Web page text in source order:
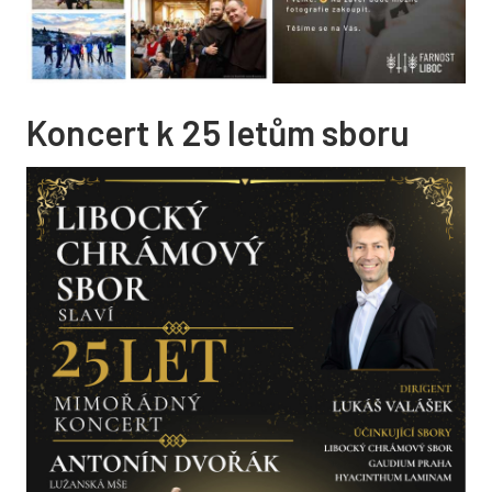
SVÁTOSTI
Křest
Eucharistie
Manželství
Smíření
Pomazání nemocných
Pohřební obřady
FARNOST
Farní centrum Malejov
Farní knihovna
Koncert k 25 letům sboru